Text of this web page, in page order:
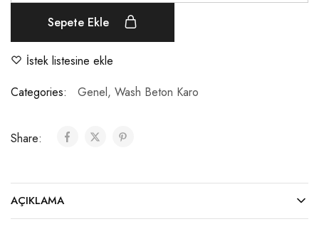
Sepete Ekle
İstek listesine ekle
Categories:
Genel, Wash Beton Karo
Share:
AÇIKLAMA